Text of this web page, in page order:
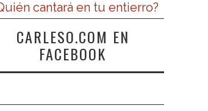
CARLESO.COM EN
FACEBOOK